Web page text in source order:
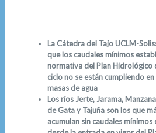
La Cátedra del Tajo UCLM-
que los caudales mínimos
normativa del Plan Hidrológico
ciclo no se están cumpliendo en
masas de agua
Los ríos Jerte, Jarama,
de Gata y Tajuña son los que
acumulan sin caudales mínimos